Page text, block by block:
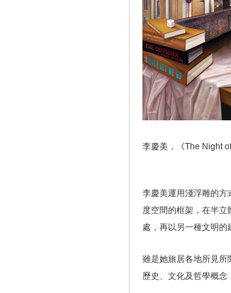
李慶美，《The Night
李慶美運用淺浮雕的方
度空間的框架，在半
處，再以另一種文明的
雖是她旅居各地所見所
歷史、文化及哲學概念